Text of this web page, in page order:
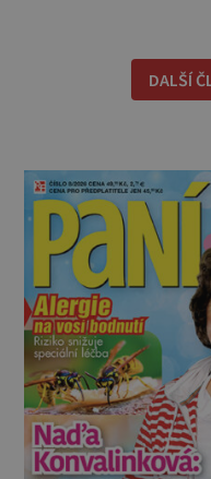
přípravě a výdeji
zeleninového
DALŠÍ